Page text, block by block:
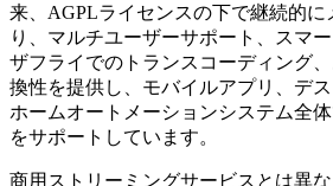
来、AGPLライセンスの下で継続的に
り、マルチユーザーサポート、スマ
ザフライでのトランスコーディング、
換性を提供し、モバイルアプリ、デス
ホームオートメーションシステム全
をサポートしています。
商用ストリーミングサービスとは異